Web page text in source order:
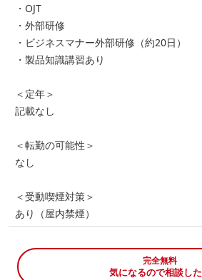
・OJT
・外部研修
・ビジネスマナー外部研修（約20日）
・製品知識講習あり
＜定年＞
記載なし
＜転勤の可能性＞
なし
＜受動喫煙対策＞
あり（屋内禁煙）
完全無料
気になるので相談し